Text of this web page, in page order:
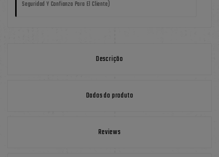
Seguridad Y Confianza Para El Cliente)
Descrição
Dados do produto
Reviews